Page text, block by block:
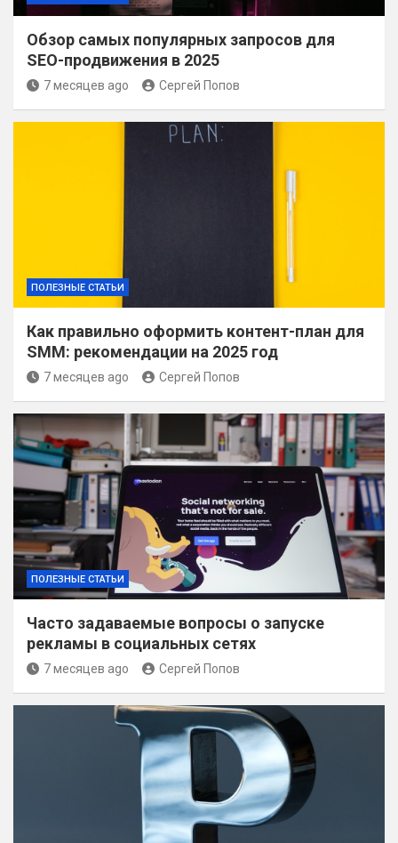
Обзор самых популярных запросов для
SEO-продвижения в 2025
7 месяцев ago Сергей Попов
ПОЛЕЗНЫЕ СТАТЬИ
Как правильно оформить контент-план для
SMM: рекомендации на 2025 год
7 месяцев ago Сергей Попов
ПОЛЕЗНЫЕ СТАТЬИ
Часто задаваемые вопросы о запуске
рекламы в социальных сетях
7 месяцев ago Сергей Попов